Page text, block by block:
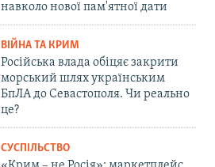
навколо нової пам'ятної дати
ВІЙНА ТА КРИМ
Російська влада обіцяє закрити
морський шлях українським
БпЛА до Севастополя. Чи реально
це?
СУСПІЛЬСТВО